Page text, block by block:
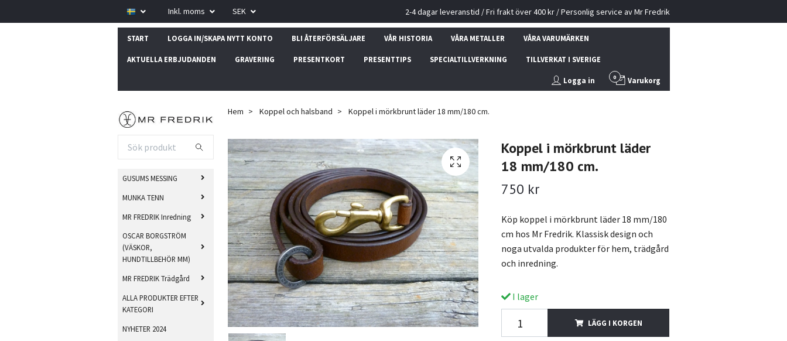
Inkl. moms SEK 2-4 dagar leveranstid / Fri frakt över 400 kr / Personlig service av Mr Fredrik
START LOGGA IN/SKAPA NYTT KONTO BLI ÅTERFÖRSÄLJARE VÅR HISTORIA VÅRA METALLER VÅRA VARUMÄRKEN
AKTUELLA ERBJUDANDEN GRAVERING PRESENTKORT PRESENTTIPS SPECIALTILLVERKNING TILLVERKAT I SVERIGE
Logga in 0 Varukorg
GUSUMS MESSING
MUNKA TENN
MR FREDRIK Inredning
OSCAR BORGSTRÖM
(VÄSKOR,
HUNDTILLBEHÖR MM)
MR FREDRIK Trädgård
ALLA PRODUKTER EFTER
KATEGORI
NYHETER 2024
Hem Koppel och halsband Koppel i mörkbrunt läder 18 mm/180 cm.
Koppel i mörkbrunt läder
18 mm/180 cm.
750 kr
Köp koppel i mörkbrunt läder 18 mm/180
cm hos Mr Fredrik. Klassisk design och
noga utvalda produkter för hem, trädgård
och inredning.
I lager
LÄGG I KORGEN